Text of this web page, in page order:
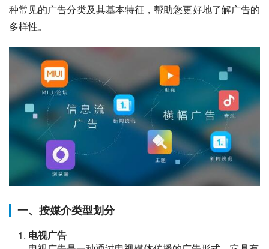
种常见的广告分类及其基本特征，帮助您更好地了解广告的
多样性。
一、按媒介类型划分
电视广告